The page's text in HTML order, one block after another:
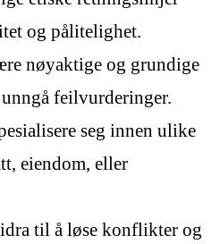
og pålitelighet.
nøyaktige og grundige
feilvurderinger.
seg innen ulike
eiendom, eller
til å løse konflikter og